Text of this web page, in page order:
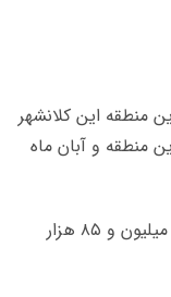
۱ کرج گران‌ترین منطقه این کلانشهر
منطقه و آبان ماه
در مدت مشابه و سال گذشته نیز این رقم ۵ میلیون و ۸۵ هزار